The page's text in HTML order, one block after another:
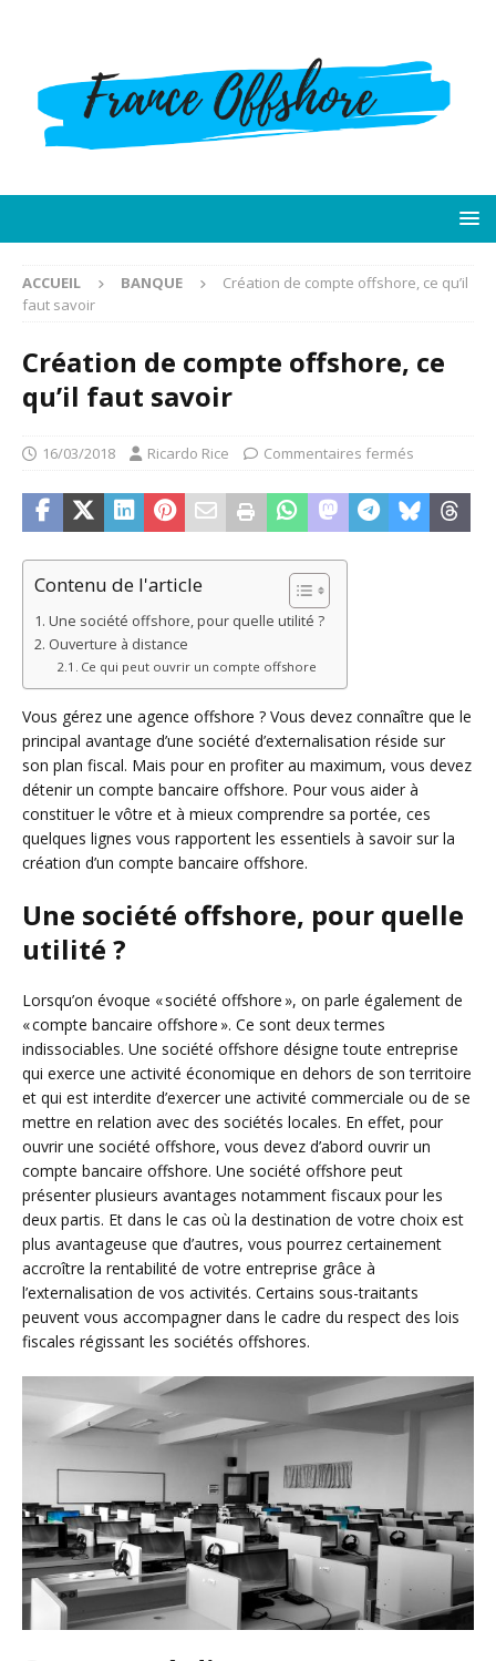
ACCUEIL BANQUE
Création de compte offshore, ce qu’il
faut savoir
Création de compte offshore, ce
qu’il faut savoir
16/03/2018 Ricardo Rice Commentaires fermés
Contenu de l'article
Une société offshore, pour quelle utilité ?
Ouverture à distance
Ce qui peut ouvrir un compte offshore
Vous gérez une agence offshore ? Vous devez connaître que le
principal avantage d’une société d’externalisation réside sur
son plan fiscal. Mais pour en profiter au maximum, vous devez
détenir un compte bancaire offshore. Pour vous aider à
constituer le vôtre et à mieux comprendre sa portée, ces
quelques lignes vous rapportent les essentiels à savoir sur la
création d’un compte bancaire offshore.
Une société offshore, pour quelle
utilité ?
Lorsqu’on évoque « société offshore », on parle également de
« compte bancaire offshore ». Ce sont deux termes
indissociables. Une société offshore désigne toute entreprise
qui exerce une activité économique en dehors de son territoire
et qui est interdite d’exercer une activité commerciale ou de se
mettre en relation avec des sociétés locales. En effet, pour
ouvrir une société offshore, vous devez d’abord ouvrir un
compte bancaire offshore. Une société offshore peut
présenter plusieurs avantages notamment fiscaux pour les
deux partis. Et dans le cas où la destination de votre choix est
plus avantageuse que d’autres, vous pourrez certainement
accroître la rentabilité de votre entreprise grâce à
l’externalisation de vos activités. Certains sous-traitants
peuvent vous accompagner dans le cadre du respect des lois
fiscales régissant les sociétés offshores.